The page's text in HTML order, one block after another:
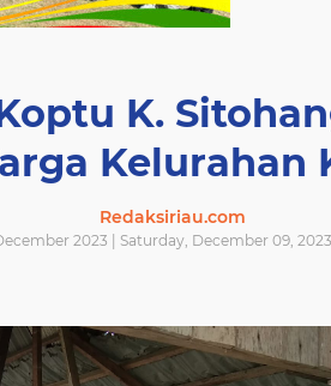
K.
Kelurahan
Redaksiriau.com
2023 | Saturday, December 09, 2023